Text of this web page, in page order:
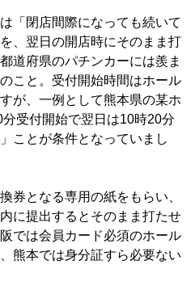
「閉店間際になっても続いて
、翌日の開店時にそのまま打
道府県のパチンカーには羨ま
こと。受付開始時間はホール
が、一例として熊本県の某ホ
受付開始で翌日は10時20分
ことが条件となっていまし
券となる専用の紙をもらい、
に提出するとそのまま打たせ
では会員カード必須のホール
熊本では身分証すら必要ない